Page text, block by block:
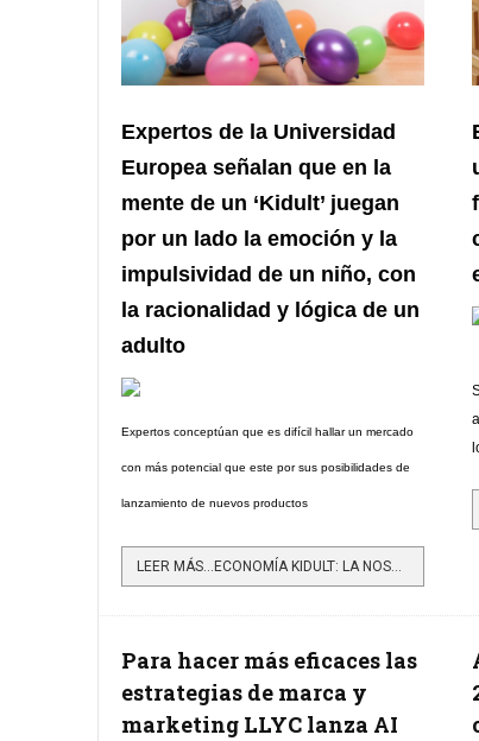
Expertos de la Universidad
Europea señalan que en la
mente de un ‘Kidult’ juegan
por un lado la emoción y la
impulsividad de un niño, con
la racionalidad y lógica de un
adulto
Expertos conceptúan que es difícil hallar un mercado
con más potencial que este por sus posibilidades de
lanzamiento de nuevos productos
LEER MÁS…ECONOMÍA KIDULT: LA NOSTALGIA QUE IMPULSA LA INDUSTRIA DEL JUGUETE
Para hacer más eficaces las
estrategias de marca y
marketing LLYC lanza AI